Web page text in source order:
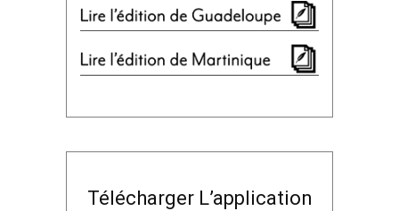
Télécharger L’application